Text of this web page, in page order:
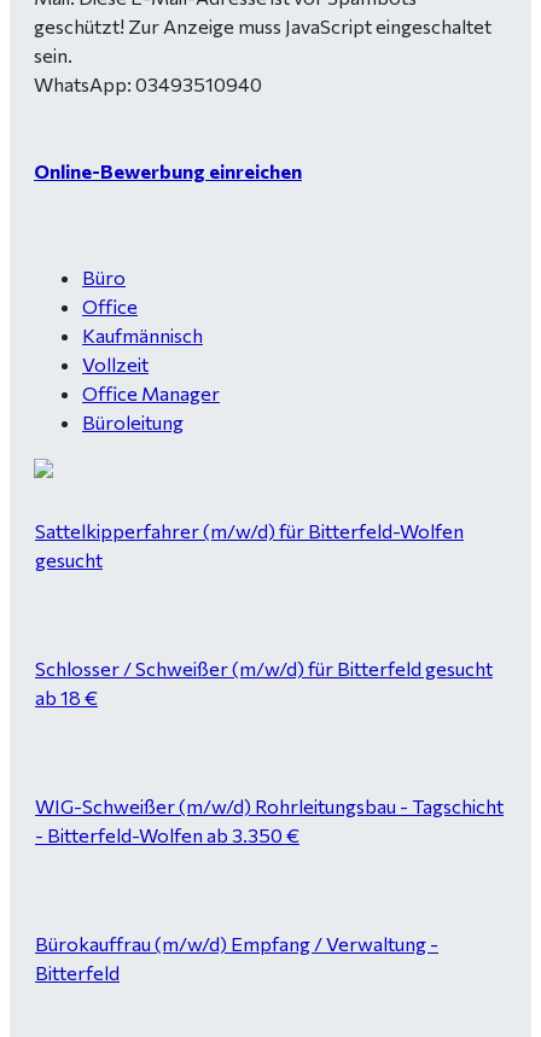
geschützt! Zur Anzeige muss JavaScript eingeschaltet
sein.
WhatsApp: 03493510940
Online-Bewerbung einreichen
Büro
Office
Kaufmännisch
Vollzeit
Office Manager
Büroleitung
Sattelkipperfahrer (m/w/d) für Bitterfeld-Wolfen
gesucht
Schlosser / Schweißer (m/w/d) für Bitterfeld gesucht
ab 18 €
WIG-Schweißer (m/w/d) Rohrleitungsbau - Tagschicht
- Bitterfeld-Wolfen ab 3.350 €
Bürokauffrau (m/w/d) Empfang / Verwaltung -
Bitterfeld